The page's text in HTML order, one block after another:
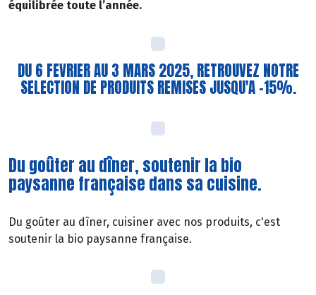
équilibrée toute l’année.
DU 6 FEVRIER AU 3 MARS 2025, RETROUVEZ NOTRE
SELECTION DE PRODUITS REMISES JUSQU'A -15%.
Du goûter au dîner, soutenir la bio
paysanne française dans sa cuisine.
Du goûter au dîner, cuisiner avec nos produits, c'est
soutenir la bio paysanne française.